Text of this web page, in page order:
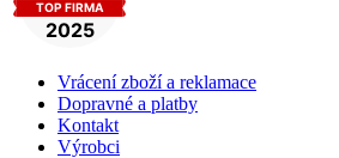
Vrácení zboží a reklamace
Dopravné a platby
Kontakt
Výrobci